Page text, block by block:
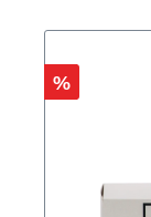
Rabatt
%